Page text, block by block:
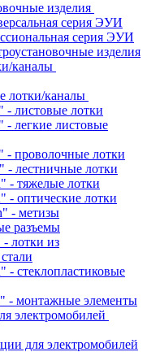
изделия
серия ЭУИ
серия ЭУИ
изделия
каналы
лотки/каналы
- листовые лотки
- легкие листовые
- проволочные лотки
- лестничные лотки
- тяжелые лотки
- оптические лотки
- метизы
разъемы
лотки из
- стеклопластиковые
- монтажные элементы
электромобилей
для электромобилей